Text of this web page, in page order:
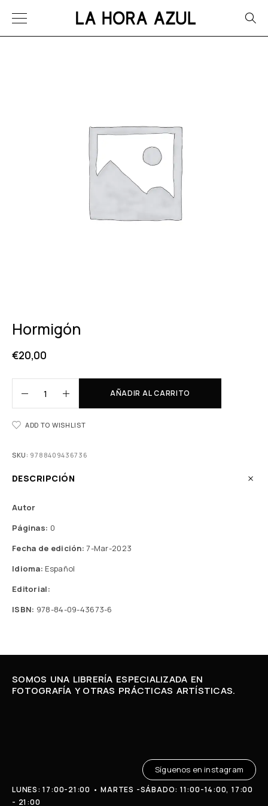
Hormigón
€20,00
AÑADIR AL CARRITO
ADD TO WISHLIST
SKU: 9788409436736
DESCRIPCIÓN
Autor
Páginas: 0
Fecha de edición: 7-Mar-2023
Idioma: Español
Editorial:
ISBN: 978-84-09-43673-6
SOMOS UNA LIBRERÍA ESPECIALIZADA EN
FOTOGRAFÍA Y OTRAS PRÁCTICAS ARTÍSTICAS.
LUNES: 17:00-21:00 • MARTES -SÁBADO: 11:00-14:00, 17:00
- 21:00
Síguenos en instagram